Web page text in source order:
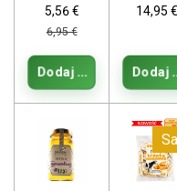
5,56 €
6,95 €
Dodaj do koszyka
14,95 €
Dodaj